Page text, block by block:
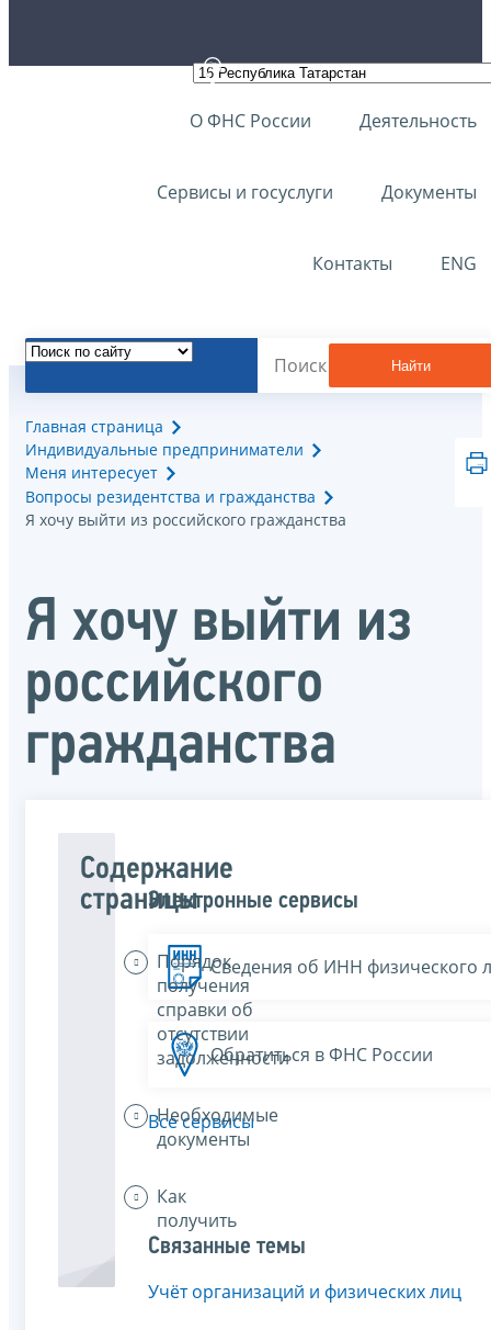
О ФНС России Деятельность
Сервисы и госуслуги Документы
Контакты ENG
Найти
Главная страница
Индивидуальные предприниматели
Меня интересует
Вопросы резидентства и гражданства
Я хочу выйти из российского гражданства
Я хочу выйти из
российского
гражданства
Содержание
страницы
Порядок
получения
справки об
отсутствии
задолженности
Необходимые
документы
Как
получить
Электронные сервисы
Сведения об ИНН физического
Обратиться в ФНС России
Все сервисы
Связанные темы
Учёт организаций и физических лиц